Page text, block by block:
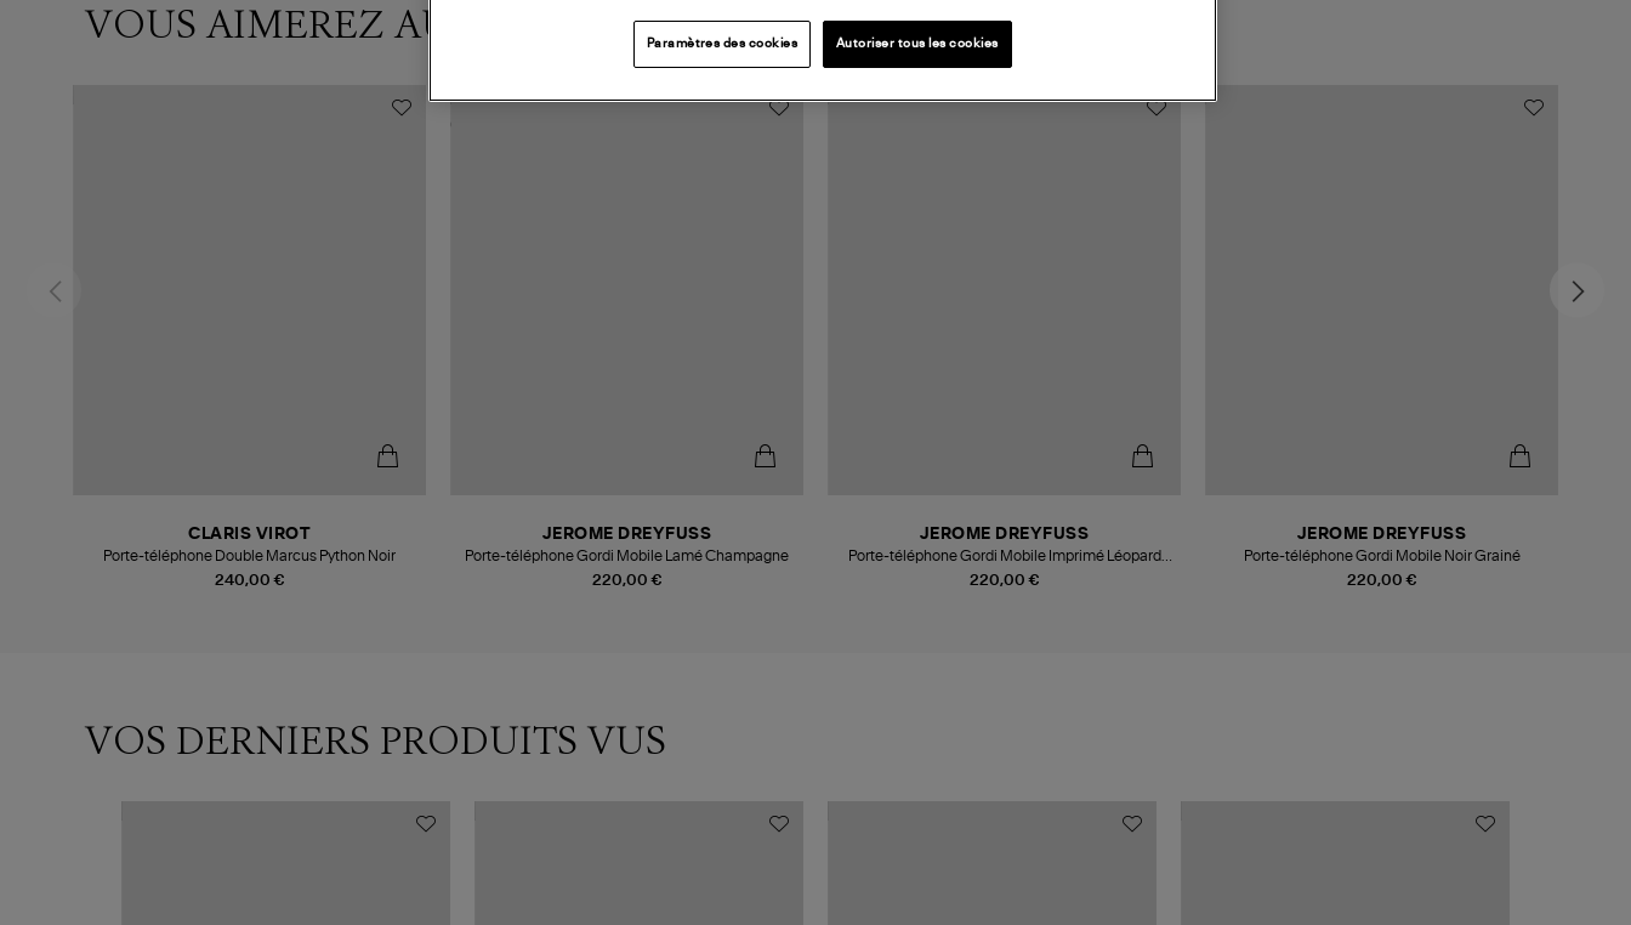
VOUS AIMEREZ AUSSI
240,00 €
CLARIS VIROT
Porte-téléphone Double Marcus Python Noir
220,00 €
JEROME DREYFUSS
Porte-téléphone Gordi Mobile Lamé Champagne
220,00 €
JEROME DREYFUSS
Porte-téléphone Gordi Mobile Imprimé Léopard
Naturel
220,00 €
JEROME DREYFUSS
Porte-téléphone Gordi Mobile Noir Grainé
VOS DERNIERS PRODUITS VUS
Paramètres des cookies Autoriser tous les cookies